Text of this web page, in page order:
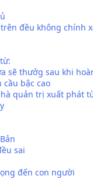
đều không chính
sẽ thưởg sau khi
cầu bậc cao
quản trị xuất phát
sai
đến con người